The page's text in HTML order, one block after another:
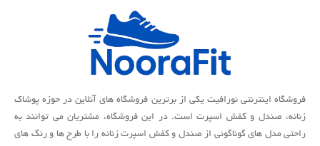
فروشگاه اینترنتی نورافیت یکی از برترین فروشگاه های آنلاین در حوزه پوشاک
زنانه، صندل و کفش اسپرت است. در این فروشگاه، مشتریان می توانند به
راحتی مدل های گوناگونی از صندل و کفش اسپرت زنانه را با طرح ها و رنگ های